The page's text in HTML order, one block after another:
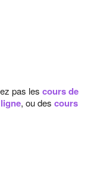
pas les cours de
, ou des cours